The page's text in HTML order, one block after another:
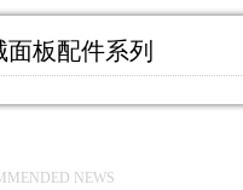
板配件系列
NEWS